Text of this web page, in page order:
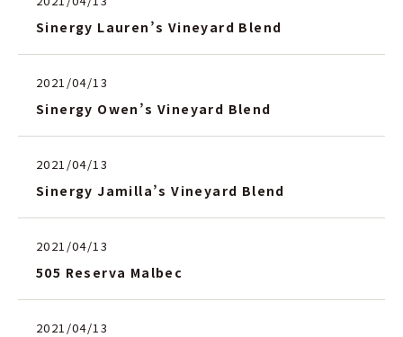
Sinergy Lauren’s Vineyard Blend
2021/04/13
Sinergy Owen’s Vineyard Blend
2021/04/13
Sinergy Jamilla’s Vineyard Blend
2021/04/13
505 Reserva Malbec
2021/04/13